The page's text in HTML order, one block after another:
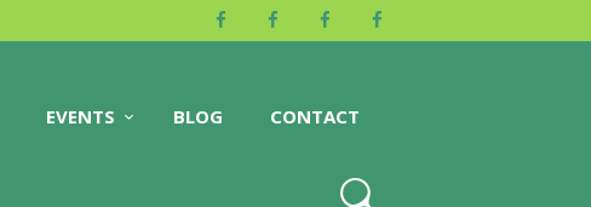
EVENTS BLOG CONTACT